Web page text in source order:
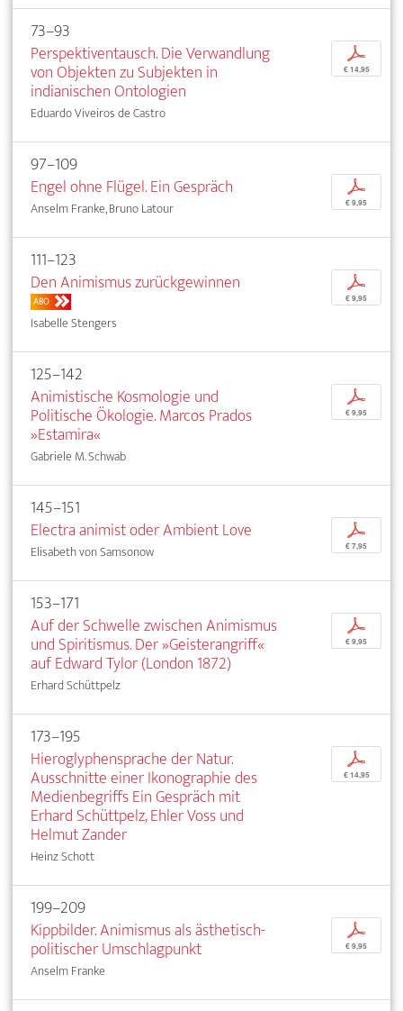
73–93
Perspektiventausch. Die Verwandlung
von Objekten zu Subjekten in
indianischen Ontologien
Eduardo Viveiros de Castro
p
€ 14,95
97–109
Engel ohne Flügel. Ein Gespräch
Anselm Franke, Bruno Latour
p
€ 9,95
111–123
Den Animismus zurückgewinnen
ABO
Isabelle Stengers
p
€ 9,95
125–142
Animistische Kosmologie und
Politische Ökologie. Marcos Prados
»Estamira«
Gabriele M. Schwab
p
€ 9,95
145–151
Electra animist oder Ambient Love
Elisabeth von Samsonow
p
€ 7,95
153–171
Auf der Schwelle zwischen Animismus
und Spiritismus. Der »Geisterangriff«
auf Edward Tylor (London 1872)
Erhard Schüttpelz
p
€ 9,95
173–195
Hieroglyphensprache der Natur.
Ausschnitte einer Ikonographie des
Medienbegriffs Ein Gespräch mit
Erhard Schüttpelz, Ehler Voss und
Helmut Zander
Heinz Schott
p
€ 14,95
199–209
Kippbilder. Animismus als ästhetisch-
politischer Umschlagpunkt
Anselm Franke
p
€ 9,95